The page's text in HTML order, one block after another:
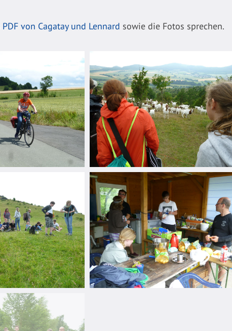
PDF von Cagatay und Lennard sowie die Fotos sprechen.